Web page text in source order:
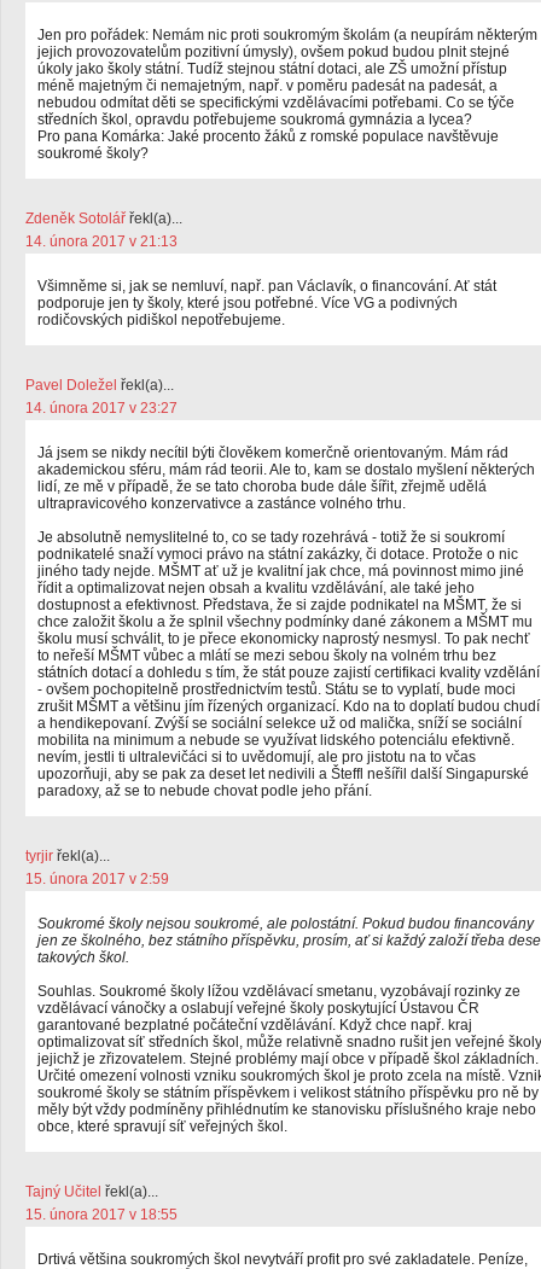
Jen pro pořádek: Nemám nic proti soukromým školám (a neupírám některým
jejich provozovatelům pozitivní úmysly), ovšem pokud budou plnit stejné
úkoly jako školy státní. Tudíž stejnou státní dotaci, ale ZŠ umožní přístup
méně majetným či nemajetným, např. v poměru padesát na padesát, a
nebudou odmítat děti se specifickými vzdělávacími potřebami. Co se týče
středních škol, opravdu potřebujeme soukromá gymnázia a lycea?
Pro pana Komárka: Jaké procento žáků z romské populace navštěvuje
soukromé školy?
Zdeněk Sotolář řekl(a)...
14. února 2017 v 21:13
Všimněme si, jak se nemluví, např. pan Václavík, o financování. Ať stát
podporuje jen ty školy, které jsou potřebné. Více VG a podivných
rodičovských pidiškol nepotřebujeme.
Pavel Doležel řekl(a)...
14. února 2017 v 23:27
Já jsem se nikdy necítil býti člověkem komerčně orientovaným. Mám rád
akademickou sféru, mám rád teorii. Ale to, kam se dostalo myšlení některých
lidí, ze mě v případě, že se tato choroba bude dále šířit, zřejmě udělá
ultrapravicového konzervativce a zastánce volného trhu.
Je absolutně nemyslitelné to, co se tady rozehrává - totiž že si soukromí
podnikatelé snaží vymoci právo na státní zakázky, či dotace. Protože o nic
jiného tady nejde. MŠMT ať už je kvalitní jak chce, má povinnost mimo jiné
řídit a optimalizovat nejen obsah a kvalitu vzdělávání, ale také jeho
dostupnost a efektivnost. Představa, že si zajde podnikatel na MŠMT, že si
chce založit školu a že splnil všechny podmínky dané zákonem a MŠMT mu
školu musí schválit, to je přece ekonomicky naprostý nesmysl. To pak nechť
to neřeší MŠMT vůbec a mlátí se mezi sebou školy na volném trhu bez
státních dotací a dohledu s tím, že stát pouze zajistí certifikaci kvality vzdělání
- ovšem pochopitelně prostřednictvím testů. Státu se to vyplatí, bude moci
zrušit MŠMT a většinu jím řízených organizací. Kdo na to doplatí budou chudí
a hendikepovaní. Zvýší se sociální selekce už od malička, sníží se sociální
mobilita na minimum a nebude se využívat lidského potenciálu efektivně.
nevím, jestli ti ultralevičáci si to uvědomují, ale pro jistotu na to včas
upozorňuji, aby se pak za deset let nedivili a Šteffl nešířil další Singapurské
paradoxy, až se to nebude chovat podle jeho přání.
tyrjir řekl(a)...
15. února 2017 v 2:59
Soukromé školy nejsou soukromé, ale polostátní. Pokud budou financovány
jen ze školného, bez státního příspěvku, prosím, ať si každý založí třeba
takových škol.
Souhlas. Soukromé školy lížou vzdělávací smetanu, vyzobávají rozinky ze
vzdělávací vánočky a oslabují veřejné školy poskytující Ústavou ČR
garantované bezplatné počáteční vzdělávání. Když chce např. kraj
optimalizovat síť středních škol, může relativně snadno rušit jen veřejné
jejichž je zřizovatelem. Stejné problémy mají obce v případě škol základních.
Určité omezení volnosti vzniku soukromých škol je proto zcela na místě.
soukromé školy se státním příspěvkem i velikost státního příspěvku pro ně by
měly být vždy podmíněny přihlédnutím ke stanovisku příslušného kraje nebo
obce, které spravují síť veřejných škol.
Tajný Učitel řekl(a)...
15. února 2017 v 18:55
Drtivá většina soukromých škol nevytváří profit pro své zakladatele. Peníze,